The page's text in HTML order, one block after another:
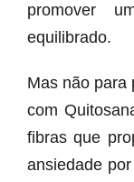
promover
equilibrado.
Mas não para
com
fibras que
ansiedade